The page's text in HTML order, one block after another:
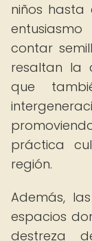
niños hasta
contar
resaltan la
que
práctica
región.
Además,
espacios
destreza